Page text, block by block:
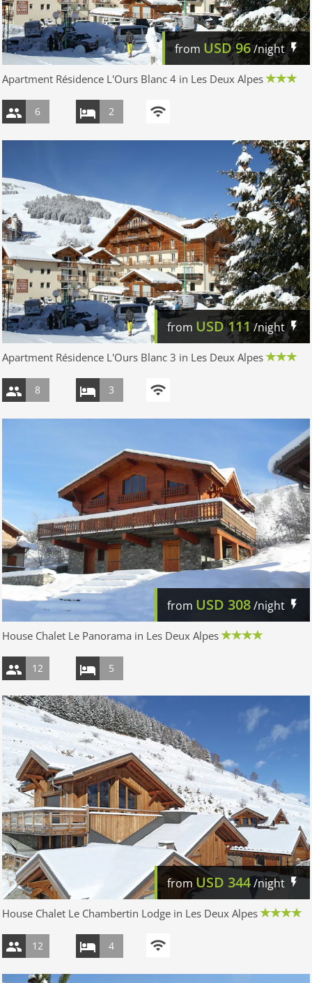
from USD96/night
Apartment Résidence L'Ours Blanc 4 in Les Deux Alpes
6 2
from USD111/night
Apartment Résidence L'Ours Blanc 3 in Les Deux Alpes
8 3
from USD 308/night
House Chalet Le Panorama in Les Deux Alpes
12 5
from USD 344/night
House Chalet Le Chambertin Lodge in Les Deux Alpes
12 4